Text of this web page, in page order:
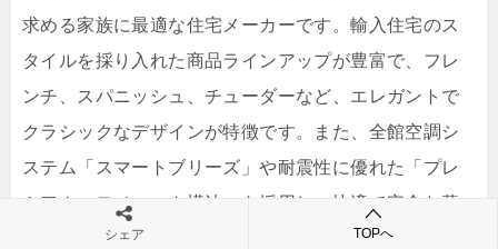
求める家族に最適な住宅メーカーです。輸入住宅のス
タイルを採り入れた商品ラインアップが豊富で、フレ
ンチ、スパニッシュ、チューダーなど、エレガントで
クラシックなデザインが特徴です。また、全館空調シ
ステム「スマートブリーズ」や耐震性に優れた「プレ
ミアム・モノコック構法」を採用し、快適で安全な暮
らしを提供します。特に、美しい外観と快適な空間に
シェア TOPへ